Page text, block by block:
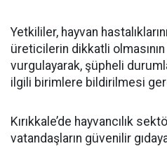
Yetkililer, hayvan
üreticilerin dikkatli olmasının
vurgulayarak, şüpheli
ilgili birimlere bildirilmesi
Kırıkkale’de hayvancılık
vatandaşların güvenilir